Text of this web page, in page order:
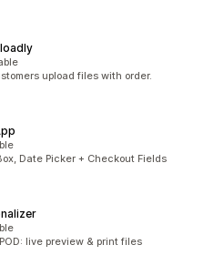
upload files with order.
Date Picker + Checkout Fields
live preview & print files